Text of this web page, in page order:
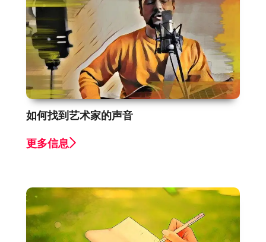
如何找到艺术家的声音
更多信息